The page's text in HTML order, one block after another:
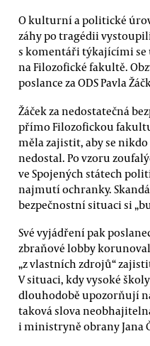
O kulturní a politické
záhy po tragédii
s komentáři týkajícími se
na Filozofické fakultě.
poslance za ODS Pavla
Žáček za nedostatečná
přímo Filozofickou
měla zajistit, aby se
nedostal. Po vzoru
ve Spojených státech
najmutí ochranky.
bezpečnostní situaci si
Své vyjádření pak
zbraňové lobby
„z vlastních zdrojů“
V situaci, kdy vysoké
dlouhodobě upozorňují
taková slova
i ministryně obrany Jana